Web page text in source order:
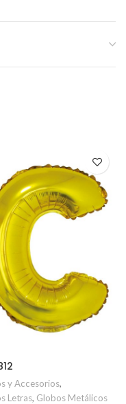
y Accesorios,
Letras, Globos Metálicos